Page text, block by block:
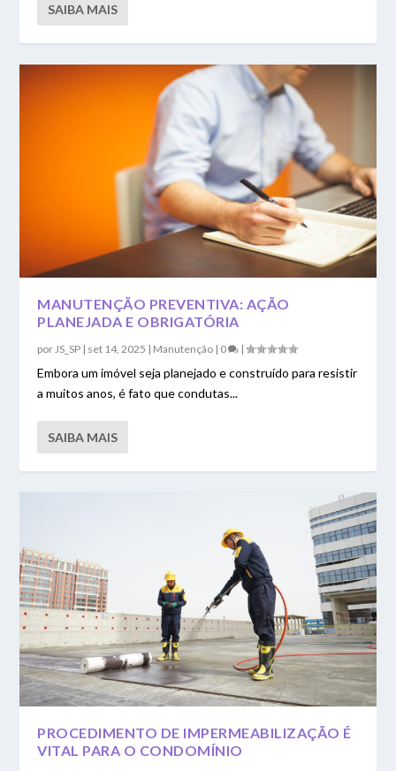
SAIBA MAIS
MANUTENÇÃO PREVENTIVA: AÇÃO
PLANEJADA E OBRIGATÓRIA
porJS_SP | set 14, 2025 | Manutenção | 0 |
Embora um imóvel seja planejado e construído para resistir
a muitos anos, é fato que condutas...
SAIBA MAIS
PROCEDIMENTO DE IMPERMEABILIZAÇÃO É
VITAL PARA O CONDOMÍNIO